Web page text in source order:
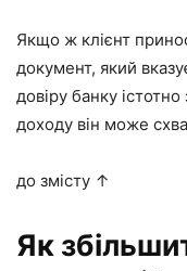
Якщо ж клієнт
документ, який
довіру банку
доходу він може
до змісту ↑
Як